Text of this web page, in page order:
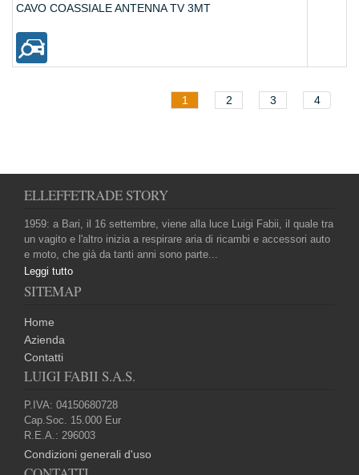
CAVO COASSIALE ANTENNA TV 3MT
1 2 3 4
ELLEFFETRADE STORY
1959: a Bari, il 16 settembre, viene alla luce Luigi Fabii, il quale tra
un vagito e l'altro inizia a respirare aria di ricambi e accessori auto
e moto, che già da tanti anni sono parte...
Leggi tutto
SITEMAP
Home
Azienda
Contatti
LUIGI FABII S.A.S.
P.IVA: 04150680728
Cap.Soc. 15.000 Eur
R.E.A.: 296003
Condizioni generali d'uso